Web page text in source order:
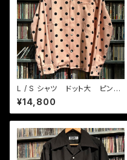
L / S シャツ ドット大 ピンク/
BK
¥14,800